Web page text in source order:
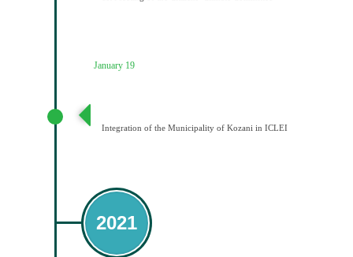
January 19
Integration of the Municipality of Kozani in ICLEI
2021